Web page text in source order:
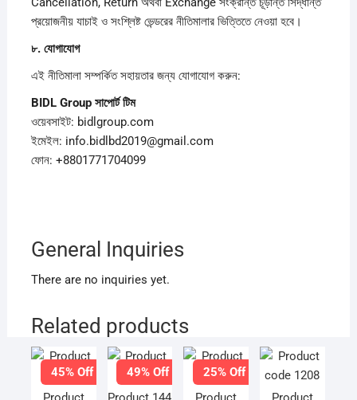
প্রয়োজনীয় যাচাই ও সংশ্লিষ্ট ভেন্ডরের নীতিমালার ভিত্তিতে নেওয়া হবে।
৮. যোগাযোগ
এই নীতিমালা সম্পর্কিত সহায়তার জন্য যোগাযোগ করুন:
BIDL Group সাপোর্টটিম
ওয়েবসাইট: bidlgroup.com
ইমেইল: info.bidlbd2019@gmail.com
ফোন: +8801771704099
General Inquiries
There are no inquiries yet.
Related products
45% Off
49% Off
25% Off